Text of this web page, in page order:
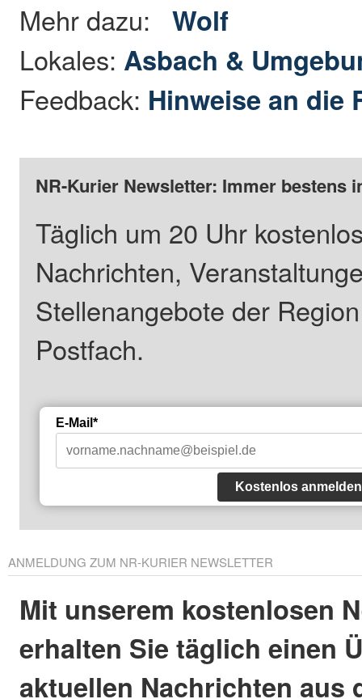
Mehr dazu:Wolf
Lokales: Asbach &
Feedback: Hinweise an die
NR-Kurier Newsletter: Immer bestens
Täglich um 20 Uhr
Nachrichten,
Stellenangebote der
Postfach.
E-Mail*
Kostenlos anmelden
ANMELDUNG ZUM NR-KURIER NEWSLETTER
Mit unserem kostenlosen
erhalten Sie täglich einen
aktuellen Nachrichten aus